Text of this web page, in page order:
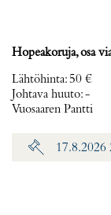
Hopeakoruja, osa
Lähtöhinta: 50 €
Johtava huuto:-
Vuosaaren Pantti
17.8.2026